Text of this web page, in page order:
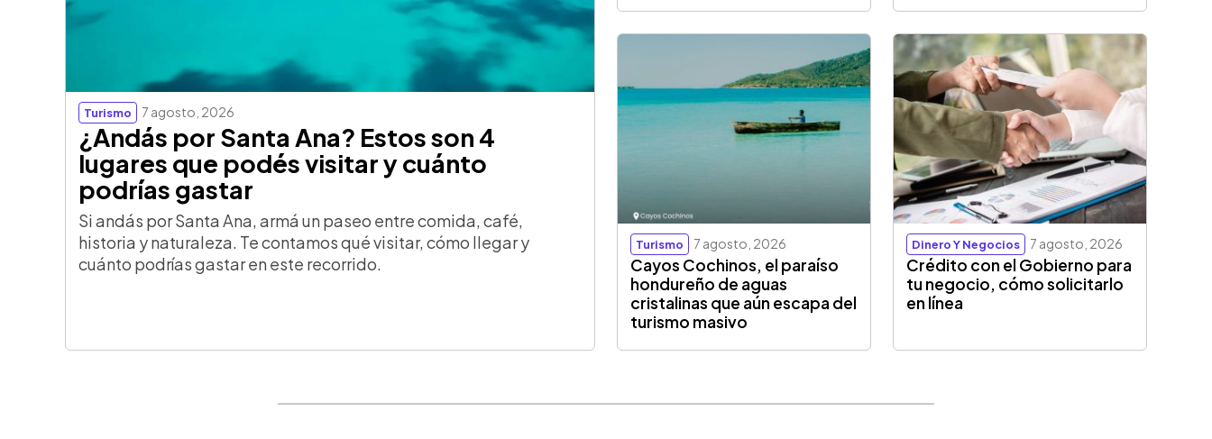
Turismo 7 agosto, 2026
¿Andás por Santa Ana? Estos son 4
lugares que podés visitar y cuánto
podrías gastar
Si andás por Santa Ana, armá un paseo entre comida, café,
historia y naturaleza. Te contamos qué visitar, cómo llegar y
cuánto podrías gastar en este recorrido.
Turismo 7 agosto, 2026
Cayos Cochinos, el paraíso
hondureño de aguas
cristalinas que aún escapa del
turismo masivo
Dinero Y Negocios 7 agosto, 2026
Crédito con el Gobierno para
tu negocio, cómo solicitarlo
en línea